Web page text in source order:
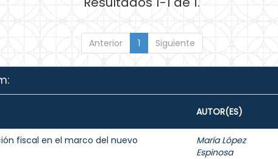
Anterior 1 Siguiente
AUTOR(ES)
fiscal en el marco del nuevo
María López
Espinosa